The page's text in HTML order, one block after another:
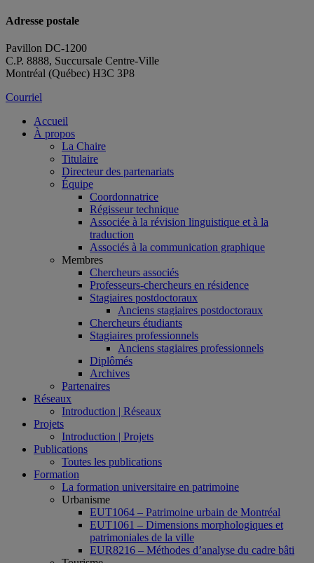
Adresse postale
Pavillon DC-1200
C.P. 8888, Succursale Centre-Ville
Montréal (Québec) H3C 3P8
Courriel
Accueil
À propos
La Chaire
Titulaire
Directeur des partenariats
Équipe
Coordonnatrice
Régisseur technique
Associée à la révision linguistique et à la
traduction
Associés à la communication graphique
Membres
Chercheurs associés
Professeurs-chercheurs en résidence
Stagiaires postdoctoraux
Anciens stagiaires postdoctoraux
Chercheurs étudiants
Stagiaires professionnels
Anciens stagiaires professionnels
Diplômés
Archives
Partenaires
Réseaux
Introduction | Réseaux
Projets
Introduction | Projets
Publications
Toutes les publications
Formation
La formation universitaire en patrimoine
Urbanisme
EUT1064 – Patrimoine urbain de Montréal
EUT1061 – Dimensions morphologiques et
patrimoniales de la ville
EUR8216 – Méthodes d’analyse du cadre bâti